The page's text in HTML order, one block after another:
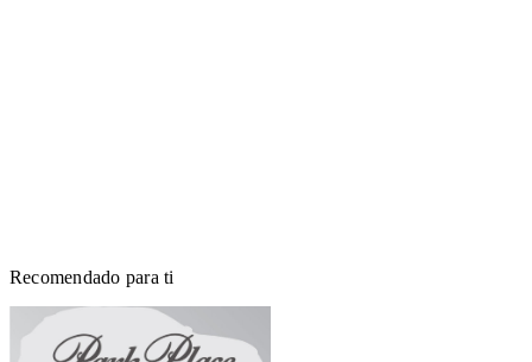
Recomendado para ti